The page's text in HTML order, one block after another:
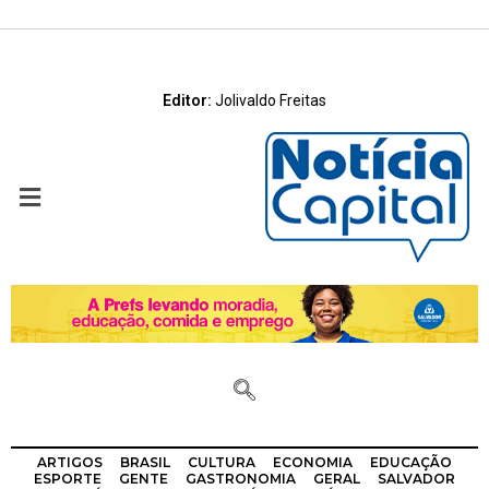
Editor: Jolivaldo Freitas
ARTIGOS BRASIL CULTURA ECONOMIA
EDUCAÇÃO
ESPORTE
GENTE GASTRONOMIA GERAL
SALVADOR